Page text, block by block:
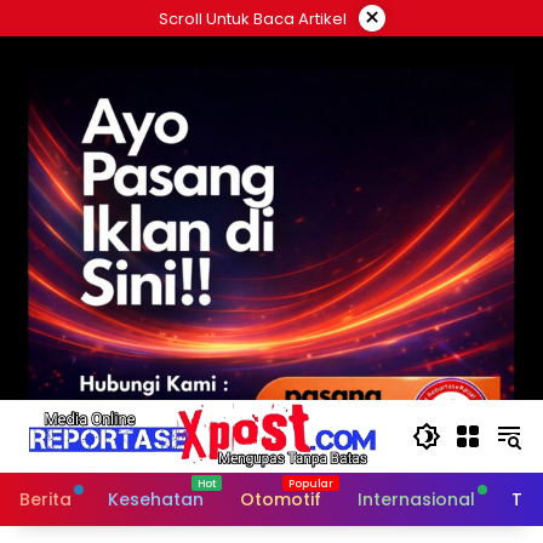
ke
Scroll Untuk Baca Artikel ×
Berita Kesehatan Otomotif Internasional